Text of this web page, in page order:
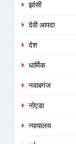
झांसी
देवी आपदा
देश
धार्मिक
नवाबगंज
नोएडा
न्यायालय